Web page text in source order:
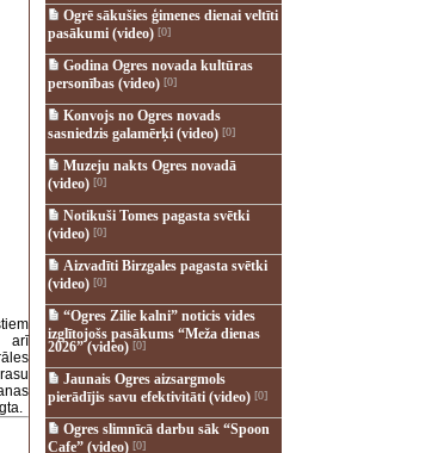
arī
Ogrē sākušies ģimenes dienai veltīti
pasākumi (video)[0]
Godina Ogres novada kultūras
personības (video)[0]
Konvojs no Ogres novads
sasniedzis galamērķi (video)[0]
Muzeju nakts Ogres novadā
(video)[0]
Notikuši Tomes pagasta svētki
(video)[0]
Aizvadīti Birzgales pagasta svētki
(video)[0]
“Ogres Zilie kalni” noticis vides
izglītojošs pasākums “Meža dienas
2026” (video)[0]
Jaunais Ogres aizsargmols
pierādījis savu efektivitāti (video)[0]
Ogres slimnīcā darbu sāk “Spoon
Cafe” (video)[0]